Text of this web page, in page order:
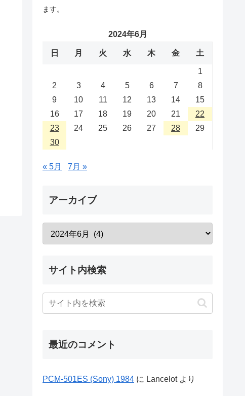
ます。
2024年6月
日 月 火 水 木 金 土
1
2
3 4 5 6 7
8
9
10 11 12 13 14
15
16
17 18 19 20 21
22
23
24 25 26 27 28
29
30
« 5月 7月 »
アーカイブ
サイト内検索
最近のコメント
PCM-501ES (Sony) 1984 に Lancelotより